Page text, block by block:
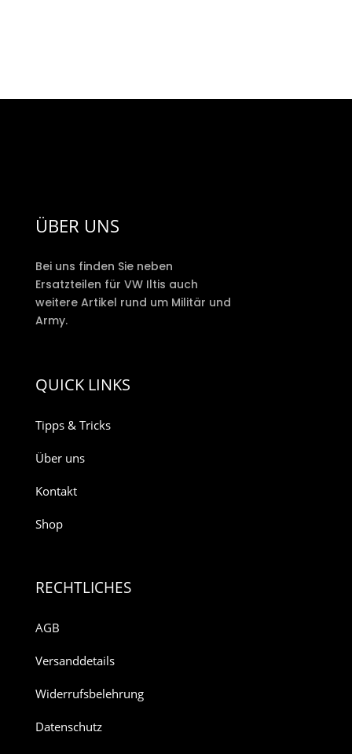
ÜBER UNS
Bei uns finden Sie neben
Ersatzteilen für VW Iltis auch
weitere Artikel rund um Militär und
Army.
QUICK LINKS
Tipps & Tricks
Über uns
Kontakt
Shop
RECHTLICHES
AGB
Versanddetails
Widerrufsbelehrung
Datenschutz